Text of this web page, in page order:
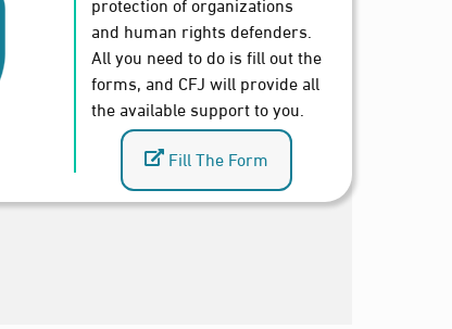
and human rights defenders.
All you need to do is fill out the
forms, and CFJ will provide all
the available support to you.
Fill The Form